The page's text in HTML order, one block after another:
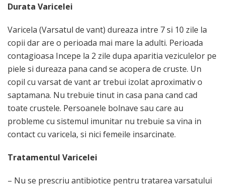
Durata Varicelei
Varicela (Varsatul de vant) dureaza intre 7 si 10 zile la
copii dar are o perioada mai mare la adulti. Perioada
contagioasa Incepe la 2 zile dupa aparitia veziculelor pe
piele si dureaza pana cand se acopera de cruste. Un
copil cu varsat de vant ar trebui izolat aproximativ o
saptamana. Nu trebuie tinut in casa pana cand cad
toate crustele. Persoanele bolnave sau care au
probleme cu sistemul imunitar nu trebuie sa vina in
contact cu varicela, si nici femeile insarcinate.
Tratamentul Varicelei
– Nu se prescriu antibiotice pentru tratarea varsatului